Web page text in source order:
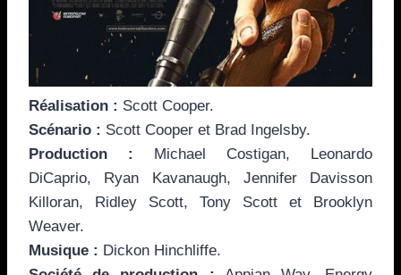
Réalisation : Scott Cooper.
Scénario : Scott Cooper et Brad Ingelsby.
Production :
Michael Costigan, Leonardo
DiCaprio, Ryan Kavanaugh, Jennifer Davisson
Killoran, Ridley Scott, Tony Scott et Brooklyn
Weaver.
Musique : Dickon Hinchliffe.